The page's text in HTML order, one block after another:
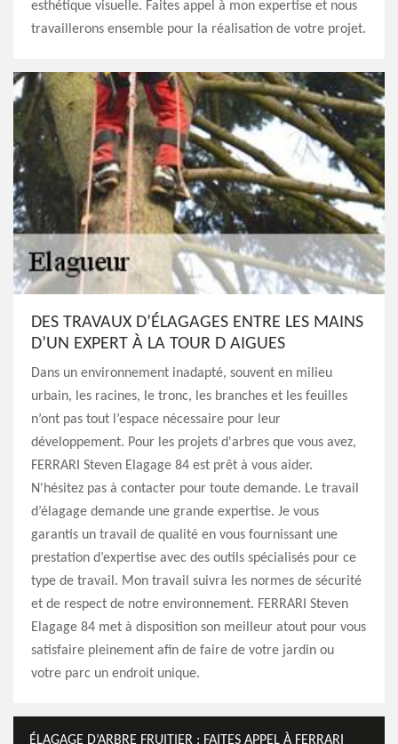
esthétique visuelle. Faites appel à mon expertise et nous
travaillerons ensemble pour la réalisation de votre projet.
DES TRAVAUX D’ÉLAGAGES ENTRE LES MAINS
D’UN EXPERT À LA TOUR D AIGUES
Dans un environnement inadapté, souvent en milieu
urbain, les racines, le tronc, les branches et les feuilles
n’ont pas tout l’espace nécessaire pour leur
développement. Pour les projets d'arbres que vous avez,
FERRARI Steven Elagage 84 est prêt à vous aider.
N'hésitez pas à contacter pour toute demande. Le travail
d’élagage demande une grande expertise. Je vous
garantis un travail de qualité en vous fournissant une
prestation d’expertise avec des outils spécialisés pour ce
type de travail. Mon travail suivra les normes de sécurité
et de respect de notre environnement. FERRARI Steven
Elagage 84 met à disposition son meilleur atout pour vous
satisfaire pleinement afin de faire de votre jardin ou
votre parc un endroit unique.
ÉLAGAGE D’ARBRE FRUITIER : FAITES APPEL À FERRARI